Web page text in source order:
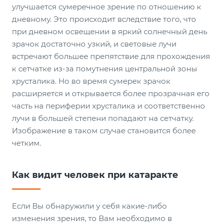
улучшается сумеречное зрение по отношению к
дневному. Это происходит вследствие того, что
при дневном освещении в яркий солнечный день
зрачок достаточно узкий, и световые лучи
встречают большее препятствие для прохождения
к сетчатке из-за помутнения центральной зоны
хрусталика. Но во время сумерек зрачок
расширяется и открывается более прозрачная его
часть на периферии хрусталика и соответственно
лучи в большей степени попадают на сетчатку.
Изображение в таком случае становится более
четким.
Как видит человек при катаракте
Если Вы обнаружили у себя какие-либо
изменения зрения, то Вам необходимо в